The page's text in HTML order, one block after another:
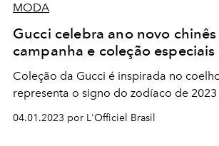
MODA
Gucci celebra ano novo
campanha e coleção especiais
Coleção da Gucci é inspirada no
representa o signo do zodíaco de 2023
04.01.2023 por L'Officiel Brasil